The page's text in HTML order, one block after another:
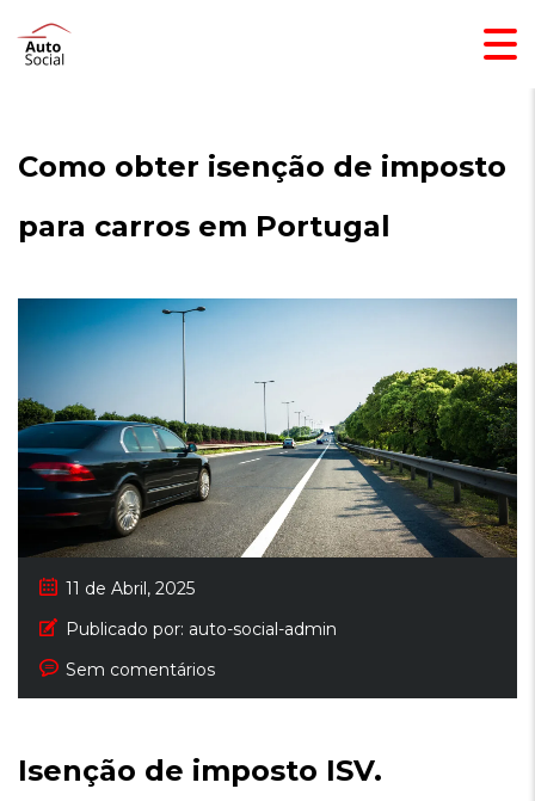
Como obter isenção de imposto
para carros em Portugal
11 de Abril, 2025
Publicado por: auto-social-admin
Sem comentários
Isenção de imposto ISV.